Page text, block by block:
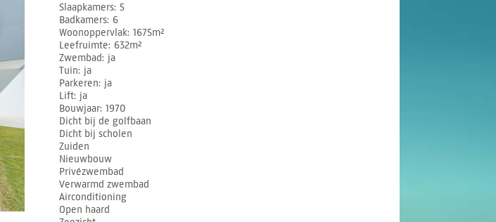
Slaapkamers 5
Badkamers 6
Woonoppervlak 1675m²
Leefruimte 632m²
Zwembad
ja
Tuin ja
Parkeren ja
Lift ja
Bouwjaar 1970
Dicht bij de golfbaan
Dicht bij scholen
Zuiden
Nieuwbouw
Privézwembad
Verwarmd zwembad
Airconditioning
Open haard